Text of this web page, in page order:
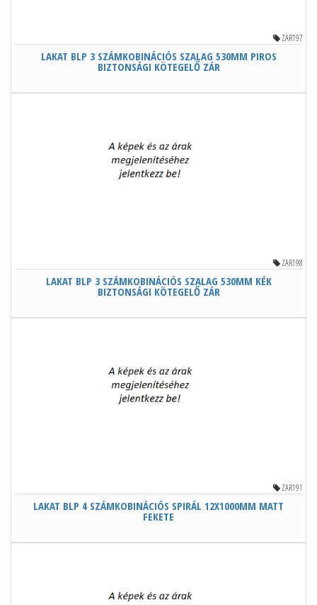
ZAR197
LAKAT BLP 3 SZÁMKOBINÁCIÓS SZALAG 530MM PIROS
BIZTONSÁGI KÖTEGELŐ ZÁR
ZAR198
LAKAT BLP 3 SZÁMKOBINÁCIÓS SZALAG 530MM KÉK
BIZTONSÁGI KÖTEGELŐ ZÁR
ZAR191
LAKAT BLP 4 SZÁMKOBINÁCIÓS SPIRÁL 12X1000MM MATT
FEKETE